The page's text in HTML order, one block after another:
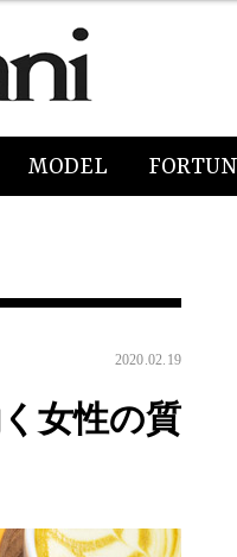
MODEL
2020.02.19
女性の質